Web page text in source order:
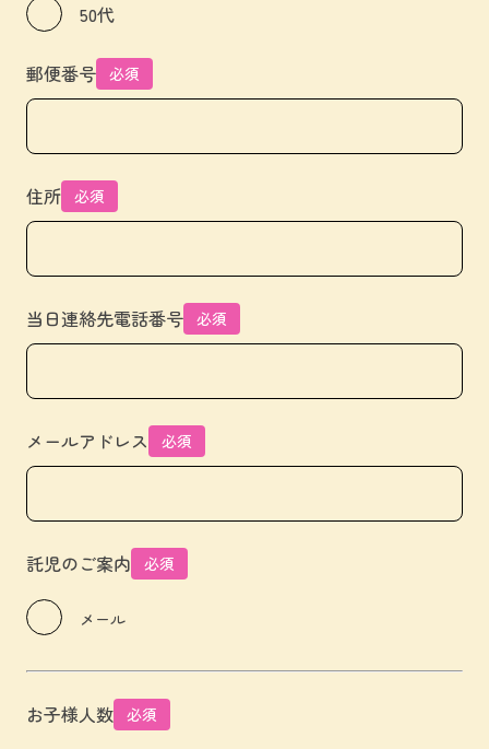
50代
郵便番号 必須
住所 必須
当日連絡先電話番号 必須
メールアドレス 必須
託児のご案内 必須
メール
お子様人数 必須